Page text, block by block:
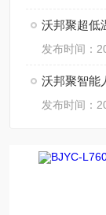
沃邦聚超低
发布时间：
发布时间：